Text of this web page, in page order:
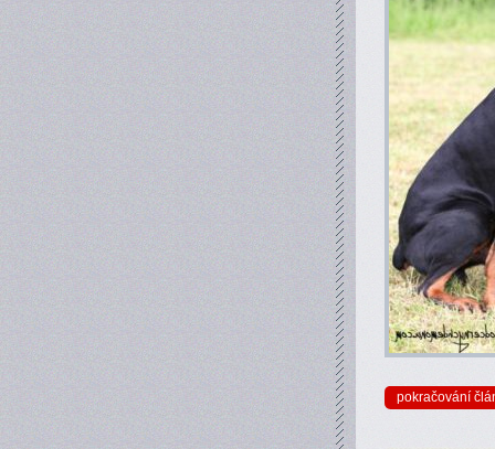
pokračování